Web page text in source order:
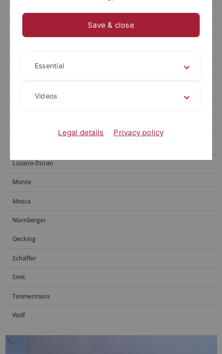
Jürgens
Gruppe
Lozano-Duran
Monte
Mosca
Nürnberger
Oecking
Schäffer
Smit
Timmermans
Wolf
Save & close
Essential
Videos
Legal details Privacy policy